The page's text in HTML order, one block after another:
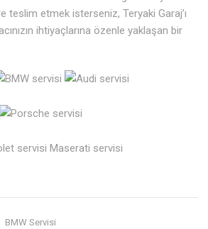
teslim etmek isterseniz, Teryaki Garaj’ı
ihtiyaçlarına özenle yaklaşan bir
BMW Servisi